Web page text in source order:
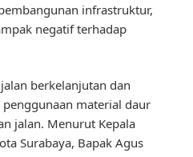
infrastruktur,
negatif terhadap
berkelanjutan dan
material daur
jalan. Menurut Kepala
Surabaya, Bapak Agus